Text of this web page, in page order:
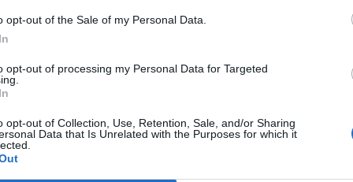
opt-out of the Sale of my Personal Data.
opt-out of processing my Personal Data for Targeted
opt-out of Collection, Use, Retention, Sale, and/or Sharing
Data that Is Unrelated with the Purposes for which it
delle banche italiane. Nella prima
di dicembre "le banche italiane hanno
lordi per 116 miliardi di euro con un
netto di 60" allentando "in misura
le tensioni sul funding". L'ampliamento di
aumentato l'accesso delle banche. IL
FAMIGLIE E AZIENDE In dicembre i
si sono contratti di 20 miliardi.
l'entità della diminuzione è "molto